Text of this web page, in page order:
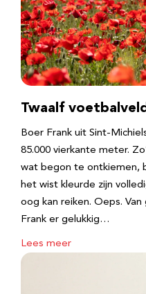
Twaalf
Boer Frank uit Sint-
85.000 vierkante meter.
wat begon te ontkiemen,
het wist kleurde zijn
oog kan reiken. Oeps.
Frank er gelukkig…
Lees meer